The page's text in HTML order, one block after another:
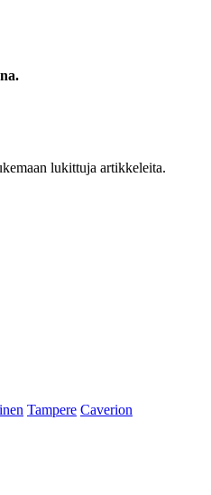
lukittuja artikkeleita.
Tampere Caverion